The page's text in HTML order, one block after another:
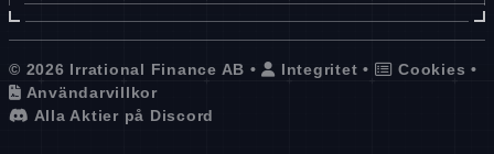
© 2026 Irrational Finance AB • Integritet • Cookies •
Användarvillkor
Alla Aktier på Discord